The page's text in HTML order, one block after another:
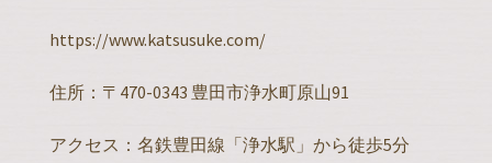
https://www.katsusuke.com/
住所：〒470-0343 豊田市浄水町原山91
アクセス：名鉄豊田線「浄水駅」から徒歩5分